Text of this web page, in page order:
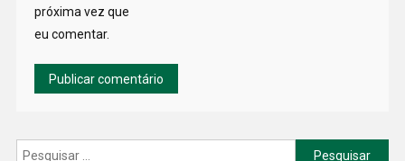
próxima vez que
eu comentar.
Pesquisar